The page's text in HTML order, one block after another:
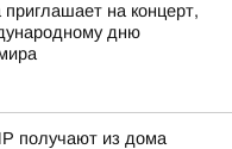
приглашает на концерт,
дню
получают из дома